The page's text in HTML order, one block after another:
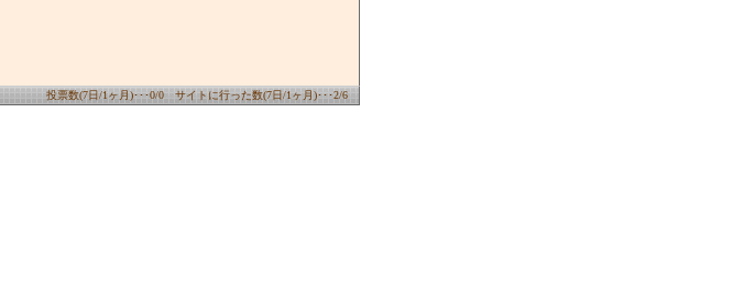
投票数(7日/1ヶ月)･･･0/0 サイトに行った数(7日/1ヶ月)･･･2/6